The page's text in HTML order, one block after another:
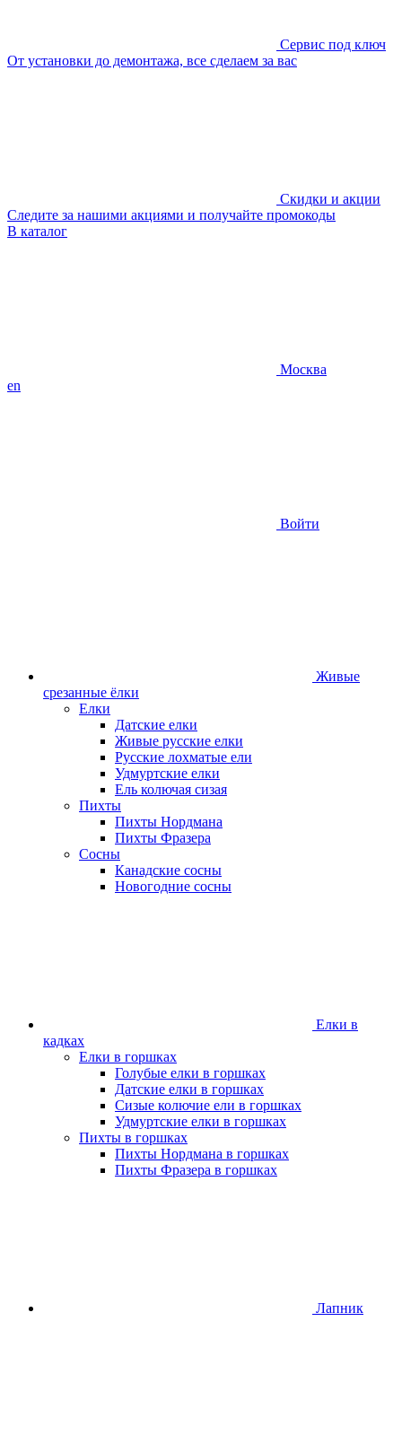
Сервис под ключ
От установки до демонтажа, все сделаем за вас
Скидки и акции
Следите за нашими акциями и получайте промокоды
В каталог
Москва
en
Войти
Живые
срезанные ёлки
Елки
Датские елки
Живые русские елки
Русские лохматые ели
Удмуртские елки
Ель колючая сизая
Пихты
Пихты Нордмана
Пихты Фразера
Сосны
Канадские сосны
Новогодние сосны
Елки в
кадках
Елки в горшках
Голубые елки в горшках
Датские елки в горшках
Сизые колючие ели в горшках
Удмуртские елки в горшках
Пихты в горшках
Пихты Нордмана в горшках
Пихты Фразера в горшках
Лапник